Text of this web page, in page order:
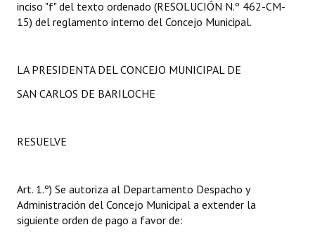
Noticias Destacadas
Datos Históricos
Premio al Mérito - Registro
Ciudadano Ilustre - Registro
inciso "f" del texto ordenado (RESOLUCIÓN N.º 462-CM-
15) del reglamento interno del Concejo Municipal.
LA PRESIDENTA DEL CONCEJO MUNICIPAL DE
SAN CARLOS DE BARILOCHE
RESUELVE
Art. 1.º) Se autoriza al Departamento Despacho y
Administración del Concejo Municipal a extender la
siguiente orden de pago a favor de: